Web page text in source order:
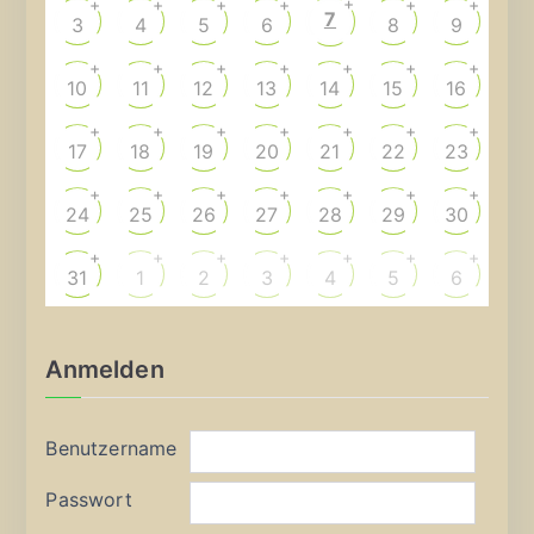
3
+
4
+
5
+
6
+
7 8
+
9
+
10
+
11
+
12
+
13
+
14
+
15
+
16
+
17
+
18
+
19
+
20
+
21
+
22
+
23
+
24
+
25
+
26
+
27
+
28
+
29
+
30
+
31
+
1
+
2
+
3
+
4
+
5
+
6
+
Anmelden
Benutzername
Passwort